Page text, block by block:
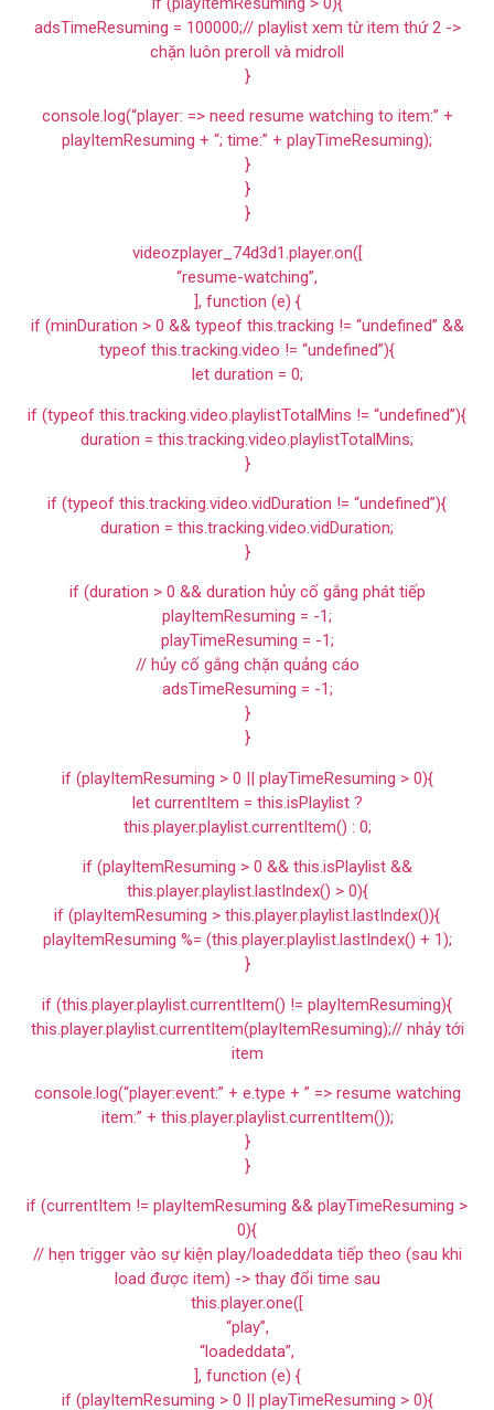
adsTimeResuming = 100000;// playlist xem từ item thứ 2 ->
chặn luôn preroll và midroll
}
console.log(“player: => need resume watching to item:” +
playItemResuming + “; time:” + playTimeResuming);
}
}
}
videozplayer_74d3d1.player.on([
“resume-watching”,
], function (e) {
if (minDuration > 0 && typeof this.tracking != “undefined” &&
typeof this.tracking.video != “undefined”){
let duration = 0;
if (typeof this.tracking.video.playlistTotalMins != “undefined”){
duration = this.tracking.video.playlistTotalMins;
}
if (typeof this.tracking.video.vidDuration != “undefined”){
duration = this.tracking.video.vidDuration;
}
if (duration > 0 && duration hủy cố gắng phát tiếp
playItemResuming = -1;
playTimeResuming = -1;
// hủy cố gắng chặn quảng cáo
adsTimeResuming = -1;
}
}
if (playItemResuming > 0 || playTimeResuming > 0){
let currentItem = this.isPlaylist ?
this.player.playlist.currentItem() : 0;
if (playItemResuming > 0 && this.isPlaylist &&
this.player.playlist.lastIndex() > 0){
if (playItemResuming > this.player.playlist.lastIndex()){
playItemResuming %= (this.player.playlist.lastIndex() + 1);
}
if (this.player.playlist.currentItem() != playItemResuming){
this.player.playlist.currentItem(playItemResuming);// nhảy tới
item
console.log(“player:event:” + e.type + ” => resume watching
item:” + this.player.playlist.currentItem());
}
}
if (currentItem != playItemResuming && playTimeResuming >
0){
// hẹn trigger vào sự kiện play/loadeddata tiếp theo (sau khi
load được item) -> thay đổi time sau
this.player.one([
“play”,
“loadeddata”,
], function (e) {
if (playItemResuming > 0 || playTimeResuming > 0){